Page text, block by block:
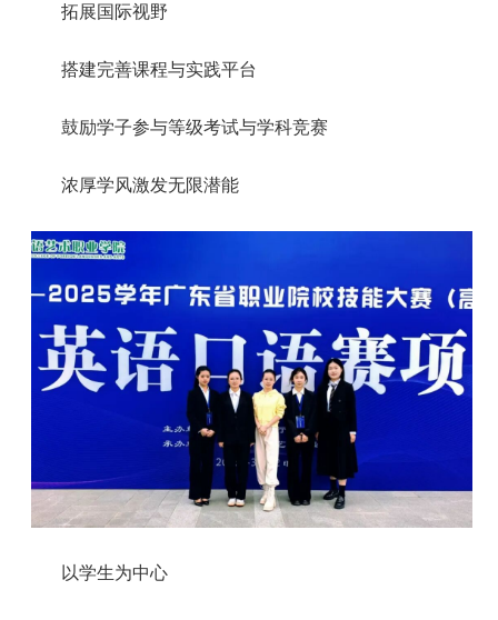
拓展国际视野
搭建完善课程与实践平台
鼓励学子参与等级考试与学科竞赛
浓厚学风激发无限潜能
以学生为中心